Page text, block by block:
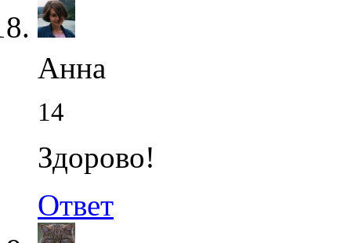
Анна
14
Здорово!
Ответ